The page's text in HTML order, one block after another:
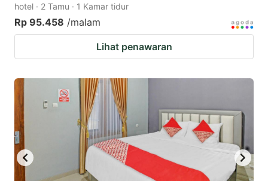
hotel · 2 Tamu · 1 Kamar tidur
Rp 95.458 /malam
Lihat penawaran